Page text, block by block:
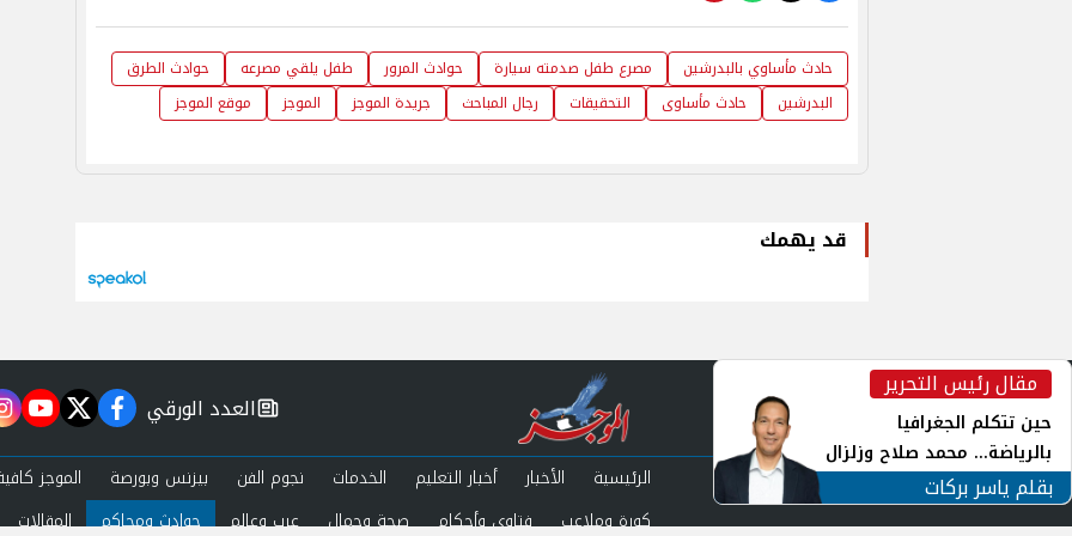
حادث مأساوي بالبدرشين مصرع طفل صدمته سيارة حوادث المرور طفل يلقي مصرعه
حوادث الطرق
البدرشين
حادث مأساوى التحقيقات رجال المباحث جريدة الموجز الموجز موقع الموجز
قد يهمك
مقال رئيس التحرير
حين تتكلم الجغرافيا
بالرياضة... محمد صلاح وزلزال
الهوية في الشارع التركي
بقلم ياسر بركات
newspaper
العدد الورقي facebook
twitter
الرئيسية الأخبار أخبار التعليم الخدمات نجوم الفن بيزنس وبورصة
الموجز
كورة وملاعب
فتاوى وأحكام صحة وجمال عرب وعالم حوادث ومحاكم المقالات